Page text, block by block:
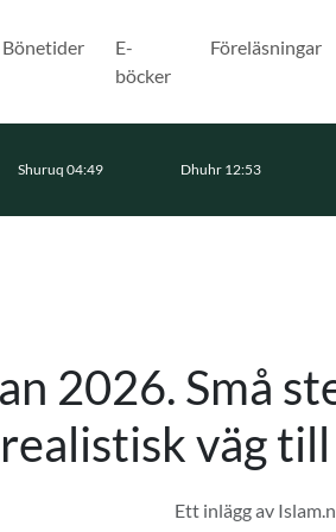
Bönetider
E-
böcker
Föreläsningar
Shuruq 04:49 Dhuhr 12:53
2026. Små
realistisk väg
Ett inlägg av